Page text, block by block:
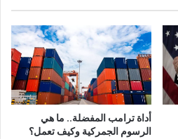
أداة ترامب المفضلة.. ما هي
الرسوم الجمركية وكيف تعمل؟